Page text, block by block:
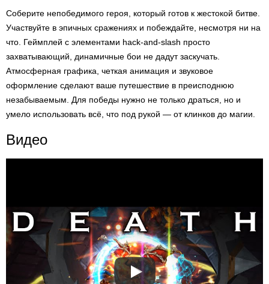
Соберите непобедимого героя, который готов к жестокой битве.
Участвуйте в эпичных сражениях и побеждайте, несмотря ни на
что. Геймплей с элементами hack-and-slash просто
захватывающий, динамичные бои не дадут заскучать.
Атмосферная графика, четкая анимация и звуковое
оформление сделают ваше путешествие в преисподнюю
незабываемым. Для победы нужно не только драться, но и
умело использовать всё, что под рукой — от клинков до магии.
Видео